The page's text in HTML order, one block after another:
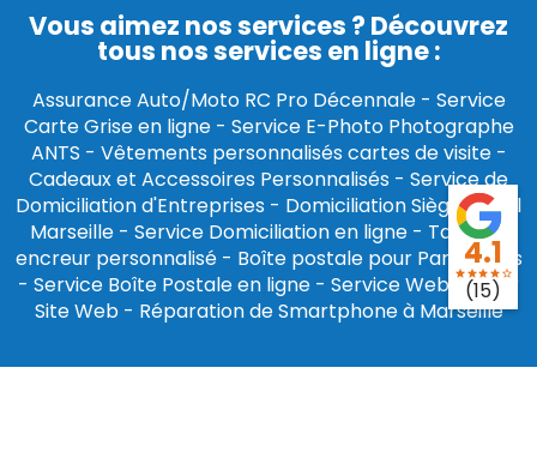
Vous aimez nos services ? Découvrez
tous nos services en ligne :
Assurance Auto/Moto RC Pro Décennale- Service
Carte Grise en ligne- Service E-Photo Photographe
ANTS - Vêtements personnalisés cartes de visite-
Cadeaux et Accessoires Personnalisés - Service de
Domiciliation d'Entreprises - Domiciliation Siège Social
Marseille- Service Domiciliation en ligne- Tampon
encreur personnalisé- Boîte postale pour Particuliers
- Service Boîte Postale en ligne - Service Webmaster
Site Web- Réparation de Smartphone à Marseille
4.1
star starstar star star_border
(15)